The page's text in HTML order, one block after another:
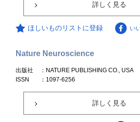
詳しく見る
ほしいものリストに登録 い
Nature Neuroscience
出版社
：NATURE PUBLISHING CO., USA
ISSN
：1097-6256
詳しく見る